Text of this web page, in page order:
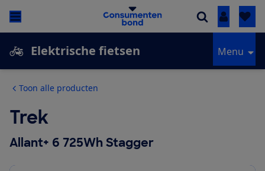
Inloggen
Elektrische fietsen Menu
Toon alle producten
Trek
Allant+ 6 725Wh Stagger